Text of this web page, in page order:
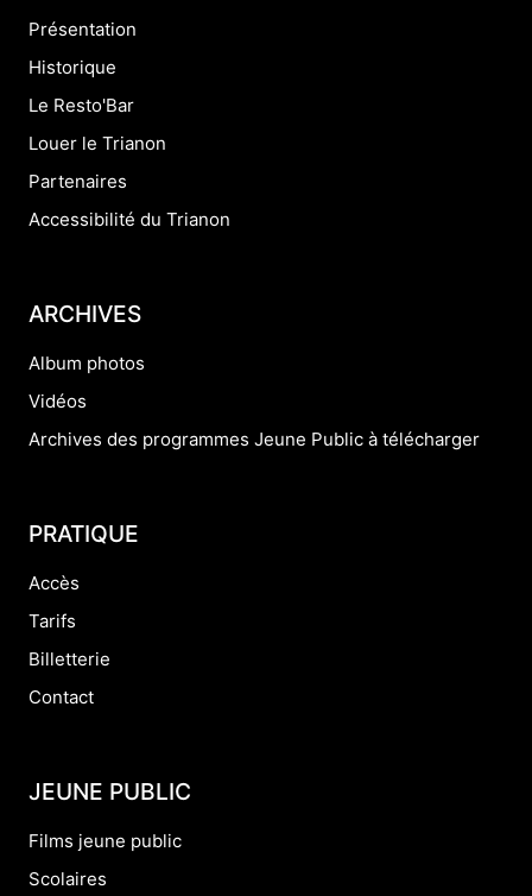
Présentation
Historique
Le Resto'Bar
Louer le Trianon
Partenaires
Accessibilité du Trianon
ARCHIVES
Album photos
Vidéos
Archives des programmes Jeune Public à télécharger
PRATIQUE
Accès
Tarifs
Billetterie
Contact
JEUNE PUBLIC
Films jeune public
Scolaires